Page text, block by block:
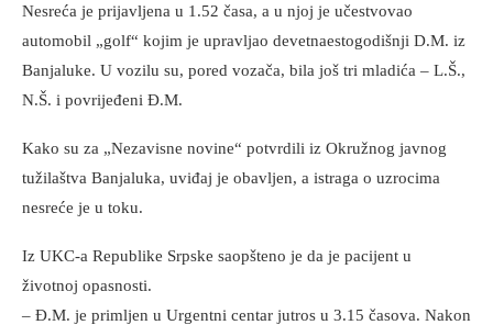
Nesreća je prijavljena u 1.52 časa, a u njoj je učestvovao
automobil „golf“ kojim je upravljao devetnaestogodišnji D.M. iz
Banjaluke. U vozilu su, pored vozača, bila još tri mladića – L.Š.,
N.Š. i povrijeđeni Đ.M.
Kako su za „Nezavisne novine“ potvrdili iz Okružnog javnog
tužilaštva Banjaluka, uviđaj je obavljen, a istraga o uzrocima
nesreće je u toku.
Iz UKC-a Republike Srpske saopšteno je da je pacijent u
životnoj opasnosti.
– Đ.M. je primljen u Urgentni centar jutros u 3.15 časova. Nakon